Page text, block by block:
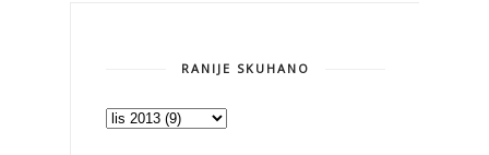
RANIJE SKUHANO